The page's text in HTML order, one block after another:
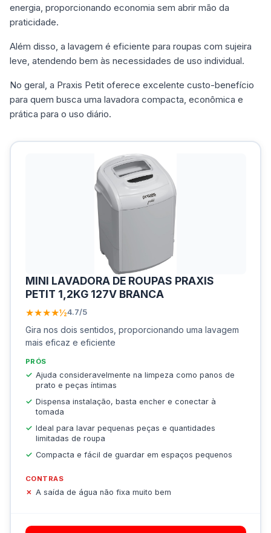
energia, proporcionando economia sem abrir mão da
praticidade.
Além disso, a lavagem é eficiente para roupas com sujeira
leve, atendendo bem às necessidades de uso individual.
No geral, a Praxis Petit oferece excelente custo-benefício
para quem busca uma lavadora compacta, econômica e
prática para o uso diário.
MINI LAVADORA DE ROUPAS PRAXIS
PETIT 1,2KG 127V BRANCA
★★★★½4.7/5
Gira nos dois sentidos, proporcionando uma lavagem
mais eficaz e eficiente
PRÓS
Ajuda consideravelmente na limpeza como panos de
prato e peças íntimas
Dispensa instalação, basta encher e conectar à
tomada
Ideal para lavar pequenas peças e quantidades
limitadas de roupa
Compacta e fácil de guardar em espaços pequenos
CONTRAS
A saída de água não fixa muito bem